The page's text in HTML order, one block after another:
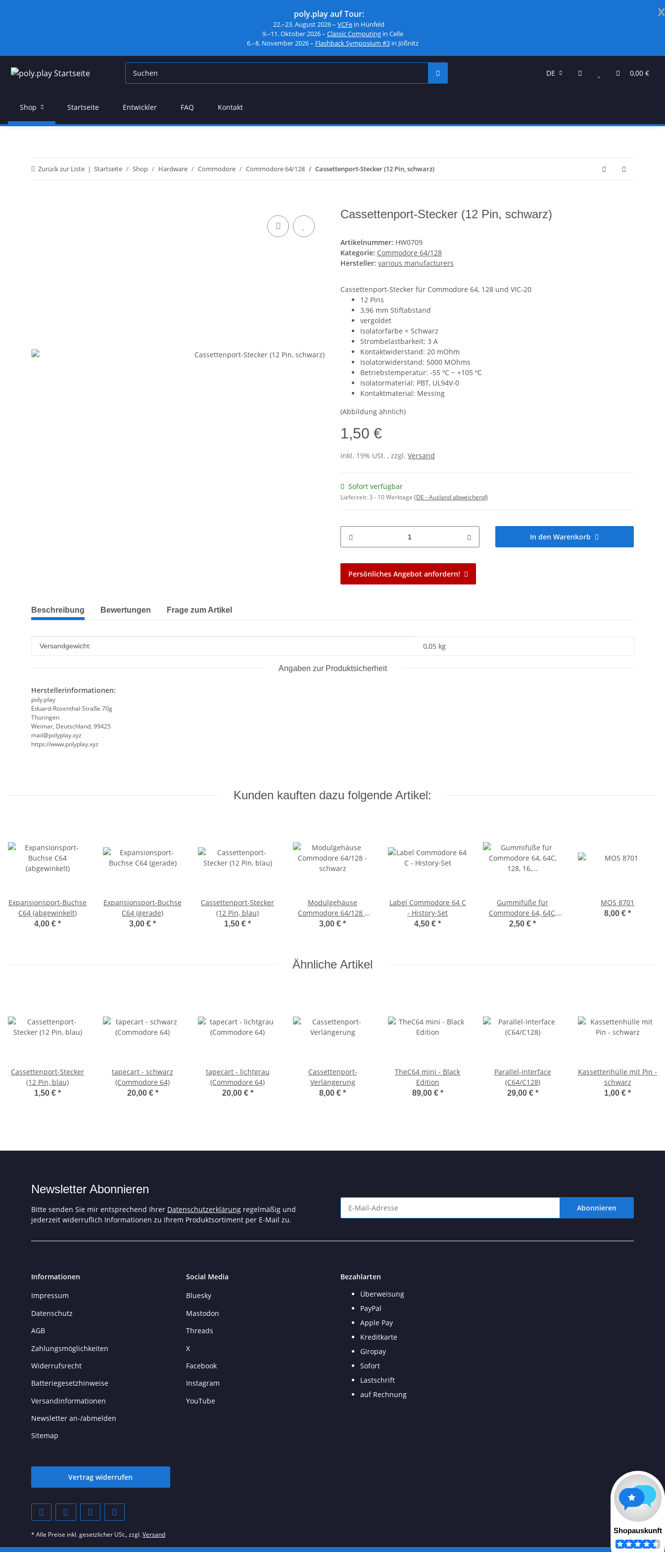
x
poly.play auf Tour:
22.–23. August 2026 – VCFe in Hünfeld
9.–11. Oktober 2026 – Classic Computingin Celle
6.–8. November 2026 – Flashback Symposium #3in Jößnitz
DE 0,00 €
Shop Startseite Entwickler FAQ Kontakt
Zurück zur Liste Startseite Shop Hardware Commodore Commodore 64/128 Cassettenport-Stecker (12 Pin, schwarz)
Cassettenport-Stecker (12 Pin, schwarz)
Artikelnummer: HW0709
Kategorie: Commodore 64/128
Hersteller: various manufacturers
Cassettenport-Stecker für Commodore 64, 128 und VIC-20
12 Pins
3,96 mm Stiftabstand
vergoldet
Isolatorfarbe = Schwarz
Strombelastbarkeit: 3 A
Kontaktwiderstand: 20 mOhm
Isolatorwiderstand: 5000 MOhms
Betriebstemperatur: -55 ºC ~ +105 ºC
Isolatormaterial: PBT, UL94V-0
Kontaktmaterial: Messing
(Abbildung ähnlich)
1,50 €
inkl. 19% USt. , zzgl. Versand
Sofort verfügbar
Lieferzeit:3 - 10 Werktage (DE - Ausland abweichend)
In den Warenkorb
Persönliches Angebot anfordern!
weitere Registerkarten anzeigen
Beschreibung Bewertungen Frage zum Artikel
Produkteigenschaft
Wert
Versandgewicht: 0,05 kg
Angaben zur Produktsicherheit
Herstellerinformationen:
poly.play
Eduard-Rosenthal-Straße 70g
Thüringen
Weimar, Deutschland, 99425
mail@polyplay.xyz
https://www.polyplay.xyz
Kunden kauften dazu folgende Artikel:
Expansionsport-Buchse
C64 (abgewinkelt)
4,00 € *
Expansionsport-Buchse
C64 (gerade)
3,00 € *
Cassettenport-Stecker
(12 Pin, blau)
1,50 € *
Modulgehäuse
Commodore 64/128 -
schwarz
3,00 € *
Label Commodore 64 C
- History-Set
4,50 € *
Gummifüße für
Commodore 64, 64C,
128, 16, 116, Plus/4, VC
2,50 € *
MOS 8701
8,00 € *
Ähnliche Artikel
Cassettenport-Stecker
(12 Pin, blau)
1,50 € *
tapecart - schwarz
(Commodore 64)
20,00 € *
tapecart - lichtgrau
(Commodore 64)
20,00 € *
Cassettenport-
Verlängerung
8,00 € *
TheC64 mini - Black
Edition
89,00 € *
Parallel-Interface
(C64/C128)
29,00 € *
Kassettenhülle mit Pin -
schwarz
1,00 € *
Newsletter Abonnieren
Bitte senden Sie mir entsprechend Ihrer Datenschutzerklärung regelmäßig und
jederzeit widerruflich Informationen zu Ihrem Produktsortiment per E-Mail zu.
Abonnieren
Informationen
Impressum
Datenschutz
AGB
Zahlungsmöglichkeiten
Widerrufsrecht
Batteriegesetzhinweise
Versandinformationen
Newsletter an-/abmelden
Sitemap
Social Media
Bluesky
Mastodon
Threads
X
Facebook
Instagram
YouTube
Bezahlarten
Überweisung
PayPal
Apple Pay
Kreditkarte
Giropay
Sofort
Lastschrift
auf Rechnung
Vertrag widerrufen
* Alle Preise inkl. gesetzlicher USt., zzgl.Versand